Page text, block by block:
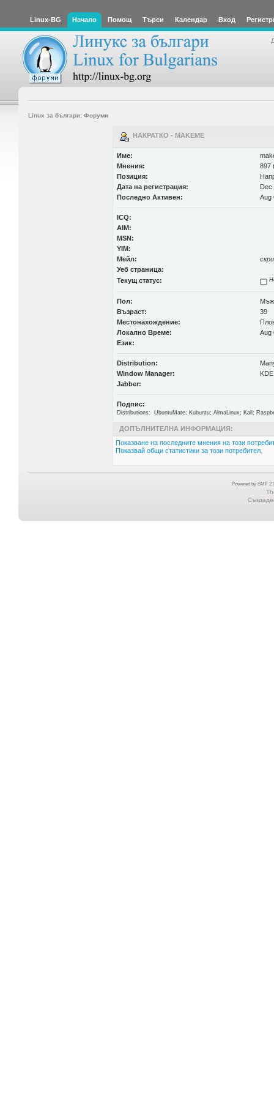
Linux-BG Начало Помощ Търси Календар Вход
Linux за българи: Форуми
НАКРАТКО - MAKEME
Име:
Мнения:
897
Позиция:
Дата на регистрация:
Dec
Последно Активен:
Aug
ICQ:
AIM:
MSN:
YIM:
Мейл:
Уеб страница:
Текущ статус:
Пол:
Мъж
Възраст:
39
Местонахождение:
Локално Време:
Aug
Език:
Distribution:
Window Manager:
KDE
Jabber:
Подпис:
Distributions: UbuntuMate; Kubuntu; AlmaLinux; Kali;
ДОПЪЛНИТЕЛНА ИНФОРМАЦИЯ:
Показване на последните мнения на този
Показвай общи статистики за този потребител.
Powered by SMF